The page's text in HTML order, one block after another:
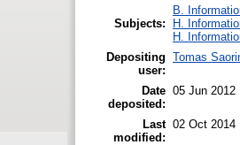
Subjects:
B.
H.
H.
Depositing
user:
Tomas
Date
deposited:
05 Jun 2012
Last
modified:
02 Oct 2014